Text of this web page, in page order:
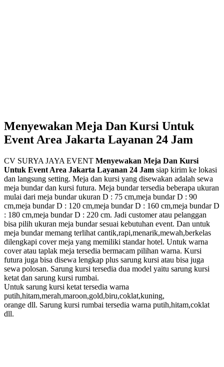
Menyewakan Meja Dan Kursi Untuk
Event Area Jakarta Layanan 24 Jam
CV SURYA JAYA EVENT Menyewakan Meja Dan Kursi
Untuk Event Area Jakarta Layanan 24 Jam siap kirim ke lokasi
dan langsung setting. Meja dan kursi yang disewakan adalah sewa
meja bundar dan kursi futura. Meja bundar tersedia beberapa ukuran
mulai dari meja bundar ukuran D : 75 cm,meja bundar D : 90
cm,meja bundar D : 120 cm,meja bundar D : 160 cm,meja bundar D
: 180 cm,meja bundar D : 220 cm. Jadi customer atau pelanggan
bisa pilih ukuran meja bundar sesuai kebutuhan event. Dan untuk
meja bundar memang terlihat cantik,rapi,menarik,mewah,berkelas
dilengkapi cover meja yang memiliki standar hotel. Untuk warna
cover atau taplak meja tersedia bermacam pilihan warna. Kursi
futura juga bisa disewa lengkap plus sarung kursi atau bisa juga
sewa polosan. Sarung kursi tersedia dua model yaitu sarung kursi
ketat dan sarung kursi rumbai.
Untuk sarung kursi ketat tersedia warna
putih,hitam,merah,maroon,gold,biru,coklat,kuning,
orange dll. Sarung kursi rumbai tersedia warna putih,hitam,coklat
dll.